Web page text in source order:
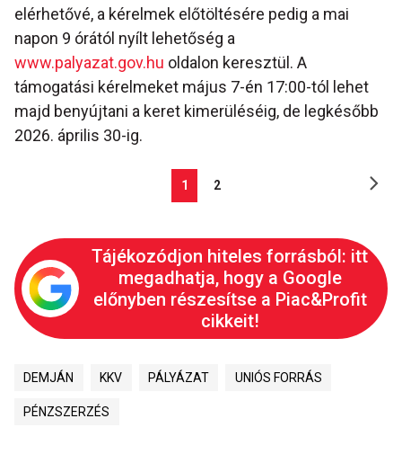
elérhetővé, a kérelmek előtöltésére pedig a mai
napon 9 órától nyílt lehetőség a
www.palyazat.gov.hu oldalon keresztül. A
támogatási kérelmeket május 7-én 17:00-tól lehet
majd benyújtani a keret kimerüléséig, de legkésőbb
2026. április 30-ig.
1 2
Tájékozódjon hiteles forrásból: itt
megadhatja, hogy a Google
előnyben részesítse a Piac&Profit
cikkeit!
DEMJÁN KKV PÁLYÁZAT UNIÓS FORRÁS
PÉNZSZERZÉS